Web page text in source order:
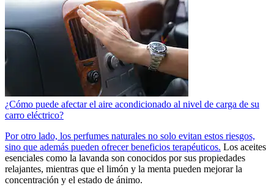
¿Cómo puede afectar el aire acondicionado al nivel de carga de su
carro eléctrico?
Por otro lado, los perfumes naturales no solo evitan estos riesgos,
sino que además pueden ofrecer beneficios terapéuticos. Los aceites
esenciales como la lavanda son conocidos por sus propiedades
relajantes, mientras que el limón y la menta pueden mejorar la
concentración y el estado de ánimo.